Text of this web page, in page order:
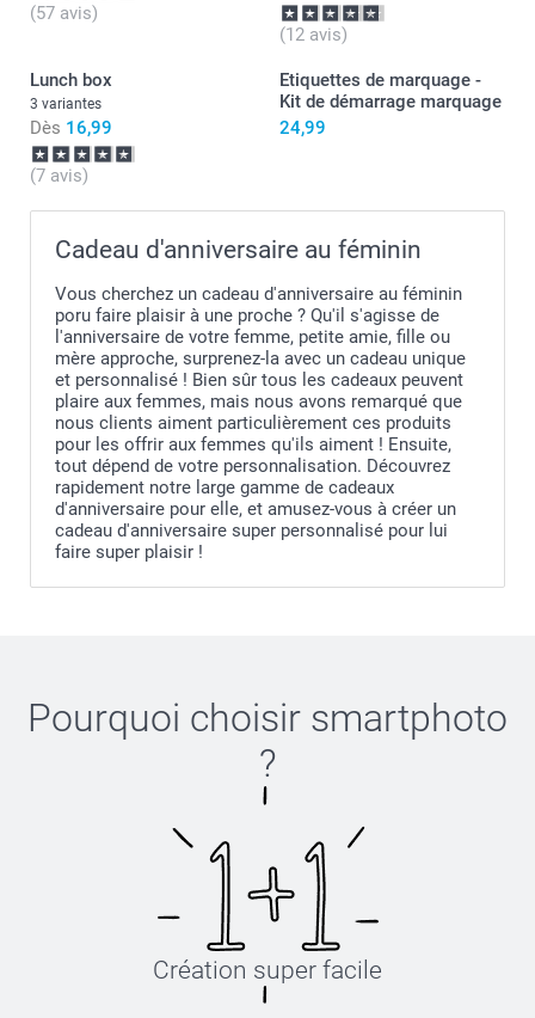
(57 avis)
(12 avis)
Lunch box
3 variantes
Dès 16,99
(7 avis)
Etiquettes de marquage -
Kit de démarrage marquage
24,99
Cadeau d'anniversaire au féminin
Vous cherchez un cadeau d'anniversaire au féminin
poru faire plaisir à une proche ? Qu'il s'agisse de
l'anniversaire de votre femme, petite amie, fille ou
mère approche, surprenez-la avec un cadeau unique
et personnalisé ! Bien sûr tous les cadeaux peuvent
plaire aux femmes, mais nous avons remarqué que
nous clients aiment particulièrement ces produits
pour les offrir aux femmes qu'ils aiment ! Ensuite,
tout dépend de votre personnalisation. Découvrez
rapidement notre large gamme de cadeaux
d'anniversaire pour elle, et amusez-vous à créer un
cadeau d'anniversaire super personnalisé pour lui
faire super plaisir !
Pourquoi choisir smartphoto
?
Création super facile